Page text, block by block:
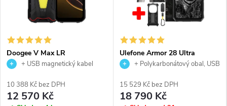
t
o
v
Doogee V Max LR
+ USB magnetický kabel
10 388 Kč bez DPH
12 570 Kč
Ulefone Armor 28 Ultra
+ Polykarbonátový obal, USB
15 529 Kč bez DPH
18 790 Kč